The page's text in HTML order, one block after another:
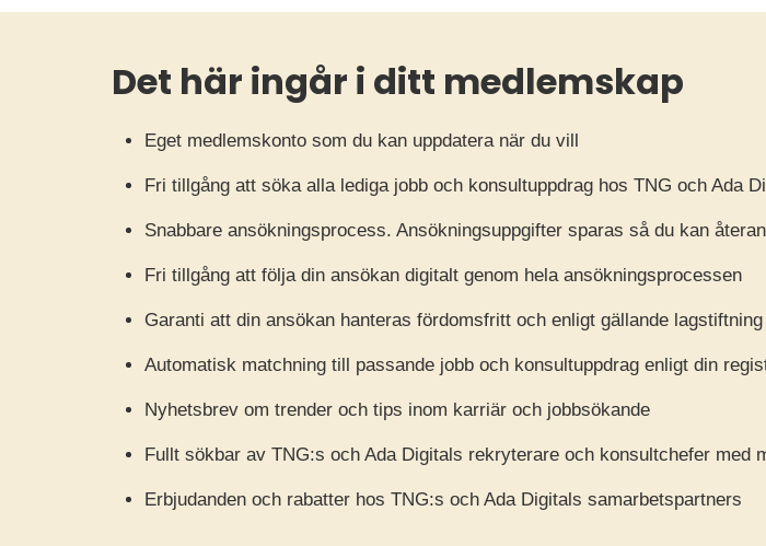
Det här ingår i ditt medlemskap
Eget medlemskonto som du kan uppdatera när du vill
Fri tillgång att söka alla lediga jobb och konsultuppdrag hos TNG och Ada
Snabbare ansökningsprocess. Ansökningsuppgifter sparas så du kan
Fri tillgång att följa din ansökan digitalt genom hela ansökningsprocessen
Garanti att din ansökan hanteras fördomsfritt och enligt gällande lagstiftning
Automatisk matchning till passande jobb och konsultuppdrag enligt din
Nyhetsbrev om trender och tips inom karriär och jobbsökande
Fullt sökbar av TNG:s och Ada Digitals rekryterare och konsultchefer med
Erbjudanden och rabatter hos TNG:s och Ada Digitals samarbetspartners